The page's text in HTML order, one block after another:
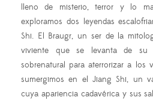
lleno de misterio, terror y lo
exploramos dos leyendas
Shi. El Braugr, un ser de la
viviente que se levanta de
sobrenatural para aterrorizar a los
sumergimos en el Jiang Shi, un
cuya apariencia cadavérica y sus